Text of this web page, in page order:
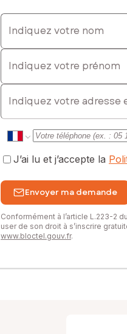
Indiquez votre nom
Indiquez votre prénom
E-mail
J’ai lu et j’accepte la
Envoyer ma demande
Conformément à l’article L.223-2
user de son droit à s’inscrire
www.bloctel.gouv.fr.